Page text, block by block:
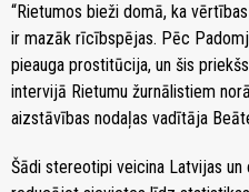
“Rietumos bieži domā, ka
ir mazāk rīcībspējas. Pēc
pieauga prostitūcija, un šis
intervijā Rietumu žurnālistiem
aizstāvības nodaļas vadītāja
Šādi stereotipi veicina Latvijas